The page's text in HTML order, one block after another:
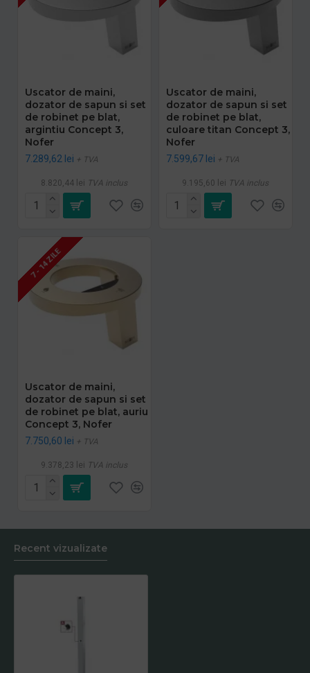
Uscator de maini,
dozator de sapun si set
de robinet pe blat,
argintiu Concept 3,
Nofer
7.289,62 lei + TVA
8.820,44 lei TVA inclus
Uscator de maini,
dozator de sapun si set
de robinet pe blat,
culoare titan Concept 3,
Nofer
7.599,67 lei + TVA
9.195,60 lei TVA inclus
7 - 14 ZILE
Uscator de maini,
dozator de sapun si set
de robinet pe blat, auriu
Concept 3, Nofer
7.750,60 lei + TVA
9.378,23 lei TVA inclus
Recent vizualizate